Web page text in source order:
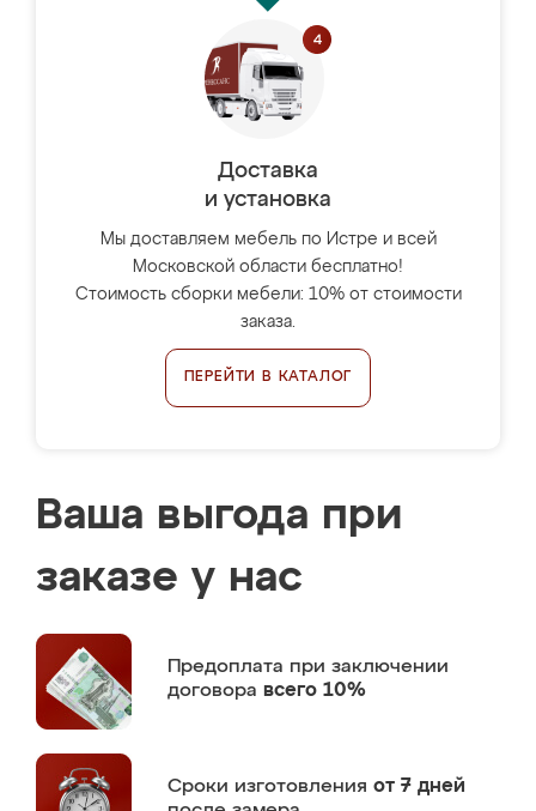
Доставка
и установка
Мы доставляем мебель по Истре и всей
Московской области бесплатно!
Стоимость сборки мебели: 10% от стоимости
заказа.
ПЕРЕЙТИ В КАТАЛОГ
Ваша выгода при
заказе у нас
Предоплата при заключении
договора всего 10%
Сроки изготовления от 7 дней